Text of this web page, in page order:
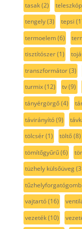
tasak(2)
tengely(3) tepsi
termoelem(6)
tisztítószer(1)
transzformátor(3)
turmix(12) tv(9)
tányérgörgő(4)
távirányító(9)
tölcsér(1) töltő(8)
tömítőgyűrű(6)
tüzhely külsőüveg
tűzhelyforgatógomb
vajtartó(16)
vezeték(10)